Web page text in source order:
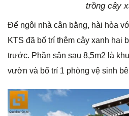
trồng cây
Để ngôi nhà cân bằng, hài hòa
KTS đã bố trí thêm cây xanh hai
trước. Phần sân sau 8,5m2 là
vườn và bố trí 1 phòng vệ sinh